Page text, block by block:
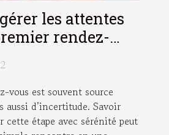
les attentes
rendez-
vous est souvent source
aussi d’incertitude. Savoir
cette étape avec sérénité peut